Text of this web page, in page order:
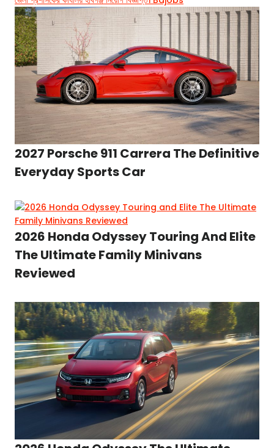
2027 Porsche 911 Carrera The Definitive
Everyday Sports Car
2026 Honda Odyssey Touring And Elite
The Ultimate Family Minivans
Reviewed